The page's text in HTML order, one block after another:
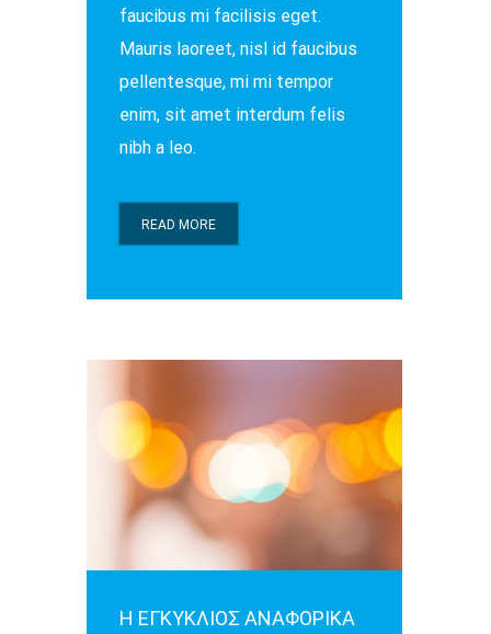
faucibus mi facilisis eget.
Mauris laoreet, nisl id faucibus
pellentesque, mi mi tempor
enim, sit amet interdum felis
nibh a leo.
READ MORE
Η ΕΓΚΥΚΛΙΟΣ ΑΝΑΦΟΡΙΚΑ